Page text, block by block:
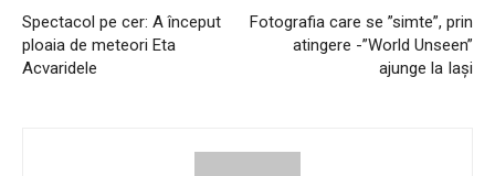
Spectacol pe cer: A început
ploaia de meteori Eta
Acvaridele
Fotografia care se ”simte”, prin
atingere -”World Unseen”
ajunge la Iași